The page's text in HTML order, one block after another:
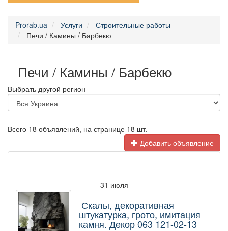
Prorab.ua Услуги
Строительные работы
Печи / Камины / Барбекю
Печи / Камины / Барбекю
Выбрать другой регион
Всего 18 объявлений, на странице 18 шт.
Добавить объявление
31 июля
Скалы, декоративная
штукатурка, грото, имитация
камня. Декор 063 121-02-13